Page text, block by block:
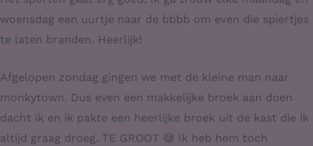
woensdag een uurtje naar de bbbb om even die spiertjes
te laten branden. Heerlijk!
Afgelopen zondag gingen we met de kleine man naar
monkytown. Dus even een makkelijke broek aan doen
dacht ik en ik pakte een heerlijke broek uit de kast die ik
altijd graag droeg. TE GROOT 😅 Ik heb hem toch